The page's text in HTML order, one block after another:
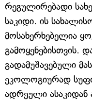
რეგულირებადი
საკიდი. ის
მოსახერხებელია
გამოყენებისთვის.
გადამუშავებული
ეკოლოგიურად
ადრეული ასაკიდან